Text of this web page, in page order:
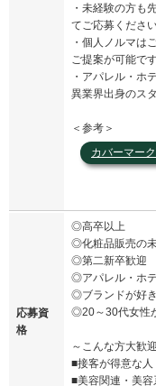
・未経験の方も
てご応募ください
・個人ノルマは
ご提案が可能です
・アパレル・ホ
異業界出身のス
＜参考＞
カバーマー
応募資
格
◎高卒以上
◎化粧品販売の
◎第二新卒歓迎
◎アパレル・ホ
◎ブランドが好
◎20～30代女性
～こんな方大歓
■接客が得意な人
■美容関連・美